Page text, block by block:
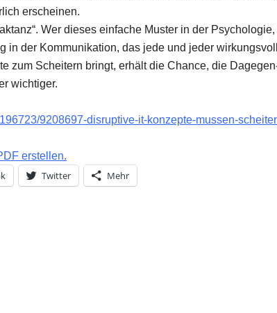
erscheinen.
Wer dieses einfache Muster in der
in der Kommunikation, das jede und jeder
zum Scheitern bringt, erhält die Chance, die
wichtiger.
9208697-disruptive-it-konzepte-mussen-
erstellen.
Twitter Mehr